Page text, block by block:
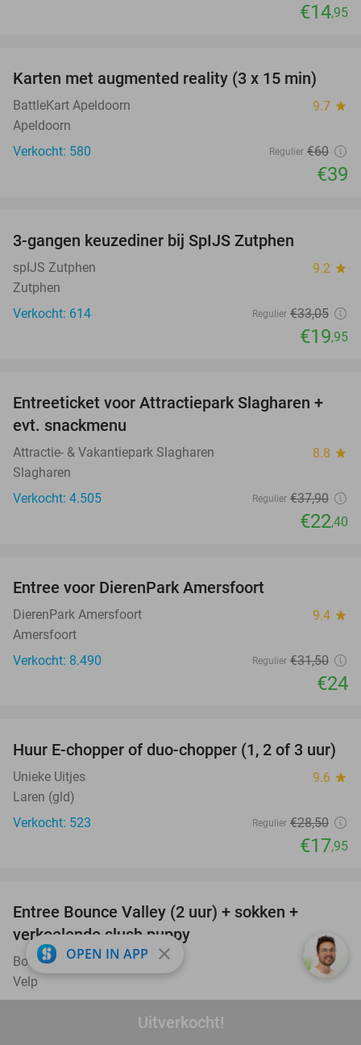
Uitverkocht!
€14,95
35%
Karten met augmented reality (3 x 15 min)
BattleKart Apeldoorn 9.7 star
Apeldoorn
Verkocht: 580
Regulier €60
€39
3-gangen keuzediner bij SpIJS Zutphen
spIJS Zutphen 9.2 star
Zutphen
Verkocht: 614
Regulier €33,05
€19,95
41%
Entreeticket voor Attractiepark Slagharen +
evt. snackmenu
Attractie- & Vakantiepark Slagharen 8.8 star
Slagharen
Verkocht: 4.505
Regulier €37,90
€22,40
Entree voor DierenPark Amersfoort
DierenPark Amersfoort 9.4 star
Amersfoort
Verkocht: 8.490
Regulier €31,50
€24
37%
Huur E-chopper of duo-chopper (1, 2 of 3 uur)
Unieke Uitjes 9.6 star
Laren (gld)
Verkocht: 523
Regulier €28,50
€17,95
Entree Bounce Valley (2 uur) + sokken +
verkoelende slush puppy
Bounce Valley Arnhem 9.2star
Velp
OPEN IN APP close